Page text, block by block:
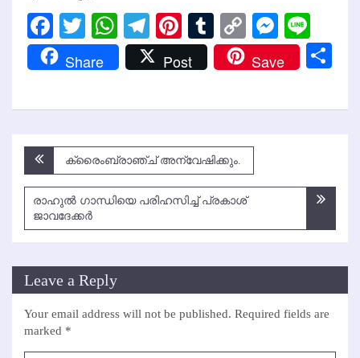
Facebook
Twitter
WhatsApp
Telegram
Pinterest
Tumblr
Copy
Link
Share Post Save
Post
navigation
ക്രൈംബ്രാഞ്ച് അന്വേഷിക്കും.
രാഹുല്‍ ഗാന്ധിയെ പരിഹസിച്ച് പ്രകാശ്
ജാവദേക്കര്‍
Leave a Reply
Your email address will not be published. Required fields are
marked *